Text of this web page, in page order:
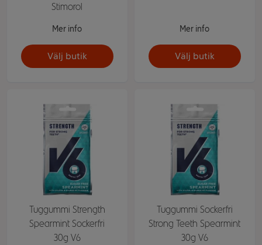
Stimorol
Mer info
Välj butik
Mer info
Välj butik
Tuggummi Strength
Spearmint Sockerfri
30g V6
Tuggummi Sockerfri
Strong Teeth Spearmint
30g V6